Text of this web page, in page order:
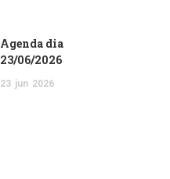
Agenda dia
23/06/2026
23 jun 2026